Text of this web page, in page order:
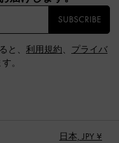
SUBSCRIBE
と、 利用規約、 プライバ
。
日本, JPY ¥